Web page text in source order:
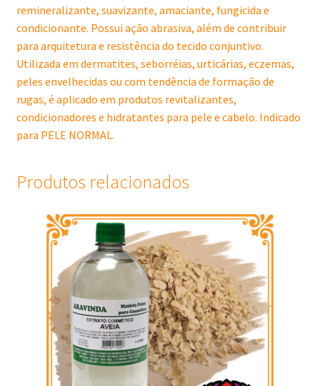
remineralizante, suavizante, amaciante, fungicida e
condicionante. Possui ação abrasiva, além de contribuir
para arquitetura e resistência do tecido conjuntivo.
Utilizada em dermatites, seborréias, urticárias, eczemas,
peles envelhecidas ou com tendência de formação de
rugas, é aplicado em produtos revitalizantes,
condicionadores e hidratantes para pele e cabelo. Indicado
para PELE NORMAL.
Produtos relacionados